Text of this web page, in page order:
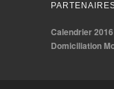
Calendrier 2016
Domiciliation